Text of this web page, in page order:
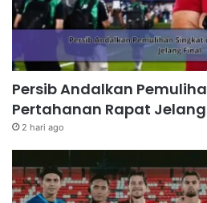
Persib Andalkan
Pertahanan Rapat
2 hari ago